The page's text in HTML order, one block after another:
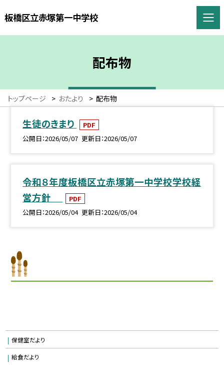
板橋区立赤塚第一中学校
配布物
トップページ > おたより > 配布物
生徒のきまり
PDF
公開日 2026/05/07 更新日 2026/05/07
令和８年度板橋区立赤塚第一中学校学校経
営方針
PDF
公開日 2026/05/04 更新日 2026/05/04
保健室だより
給食だより